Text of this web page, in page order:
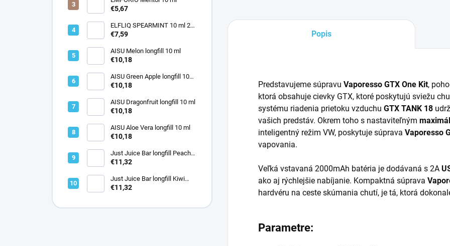
€5,67
ELFLIQ SPEARMINT 10 ml 20
mg
€7,59
AISU Melon longfill 10 ml
€10,18
AISU Green Apple longfill 10
ml
€10,18
AISU Dragonfruit longfill 10 ml
€10,18
AISU Aloe Vera longfill 10 ml
€10,18
Just Juice Bar longfill Peach
Pineapple 12ml
€11,32
Just Juice Bar longfill Kiwi
Passion Orange Bar 12ml
€11,32
Popis
Predstavujeme súpravu Vaporesso GTX One Kit,
ktorá obsahuje cievky GTX, ktoré poskytujú sviežu
systému riadenia prietoku vzduchu GTX TANK 18
vašich predstáv. Okrem toho s nastaviteľným
inteligentný režim VW, poskytuje súprava Vaporesso
vapovania.
Veľká vstavaná 2000mAh batéria je dodávaná s 2A
ako aj rýchlejšie nabíjanie. Kompaktná súprava
hardvéru na ceste skúmania chutí, je tá, ktorá
Parametre: